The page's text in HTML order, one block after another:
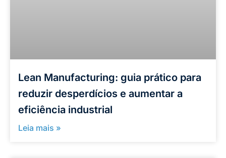
Lean Manufacturing: guia prático para
reduzir desperdícios e aumentar a
eficiência industrial
Leia mais »